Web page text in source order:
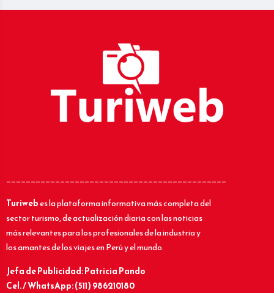
_____________________________________________
Turiwebes la plataforma informativa más completa del
sector turismo, de actualización diaria con las noticias
más relevantes para los profesionales de la industria y
los amantes de los viajes en Perú y el mundo.
Jefa de Publicidad: Patricia Pando
Cel. / WhatsApp: (511) 986210180